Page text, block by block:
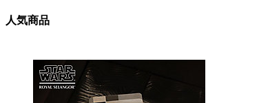
人気商品